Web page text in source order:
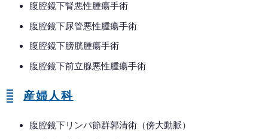
腹腔鏡下腎悪性腫瘍手術
腹腔鏡下尿管悪性腫瘍手術
腹腔鏡下膀胱腫瘍手術
腹腔鏡下前立腺悪性腫瘍手術
産婦人科
腹腔鏡下リンパ節群郭清術（傍大動脈）